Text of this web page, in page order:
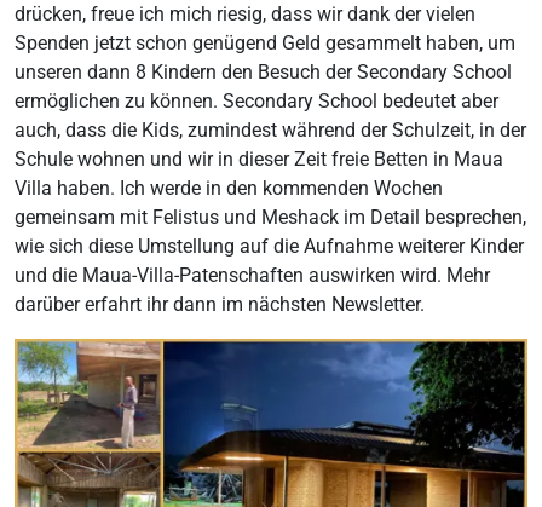
drücken, freue ich mich riesig, dass wir dank der vielen
Spenden jetzt schon genügend Geld gesammelt haben, um
unseren dann 8 Kindern den Besuch der Secondary School
ermöglichen zu können. Secondary School bedeutet aber
auch, dass die Kids, zumindest während der Schulzeit, in der
Schule wohnen und wir in dieser Zeit freie Betten in Maua
Villa haben. Ich werde in den kommenden Wochen
gemeinsam mit Felistus und Meshack im Detail besprechen,
wie sich diese Umstellung auf die Aufnahme weiterer Kinder
und die Maua-Villa-Patenschaften auswirken wird. Mehr
darüber erfahrt ihr dann im nächsten Newsletter.